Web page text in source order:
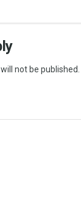
not be published.